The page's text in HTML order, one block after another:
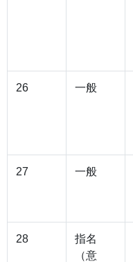
26 一般
27 一般
28
指名
（意